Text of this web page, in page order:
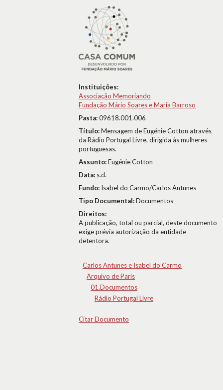
Instituições:
Associação Memoriando
Fundação Mário Soares e Maria Barroso
Pasta:09618.001.006
Título:Mensagem de Eugénie Cotton através
da Rádio Portugal Livre, dirigida às mulheres
portuguesas.
Assunto:Eugénie Cotton
Data: s.d.
Fundo: Isabel do Carmo/Carlos Antunes
Tipo Documental:Documentos
Direitos:
A publicação, total ou parcial, deste documento
exige prévia autorização da entidade
detentora.
Carlos Antunes e Isabel do Carmo
Arquivo de Paris
01.Documentos
Rádio Portugal Livre
Citar Documento